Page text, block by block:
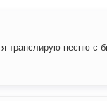
транслирую песню с